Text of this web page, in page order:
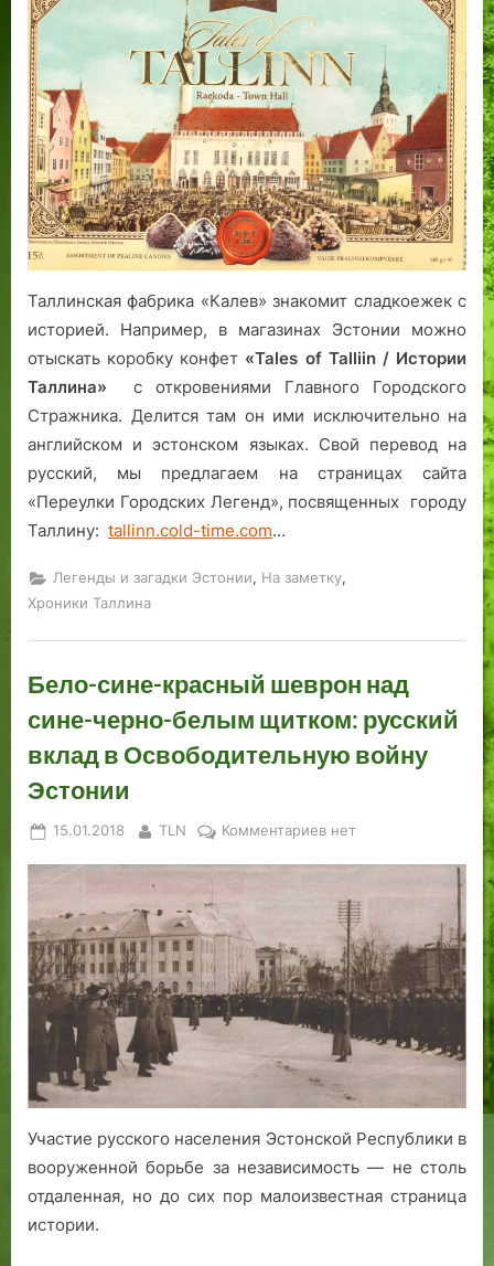
Старого
Томаса
Таллинская фабрика «Калев» знакомит сладкоежек с
историей. Например, в магазинах Эстонии можно
отыскать коробку конфет «Tales of Talliin / Истории
Таллина» с откровениями Главного Городского
Стражника. Делится там он ими исключительно на
английском и эстонском языках. Свой перевод на
русский, мы предлагаем на страницах сайта
«Переулки Городских Легенд», посвященных городу
Таллину: tallinn.cold-time.com…
Легенды и загадки Эстонии, На заметку,
Хроники Таллина
Бело-сине-красный шеврон над
сине-черно-белым щитком: русский
вклад в Освободительную войну
Эстонии
Posted
15.01.2018 By
TLN Комментариевк
Бело-
сине-
красный
шеврон
над
сине-
черно-
белым
щитком:
русский
в
Освободительную
войну
нет
Участие русского населения Эстонской Республики в
вооруженной борьбе за независимость — не столь
отдаленная, но до сих пор малоизвестная страница
истории.